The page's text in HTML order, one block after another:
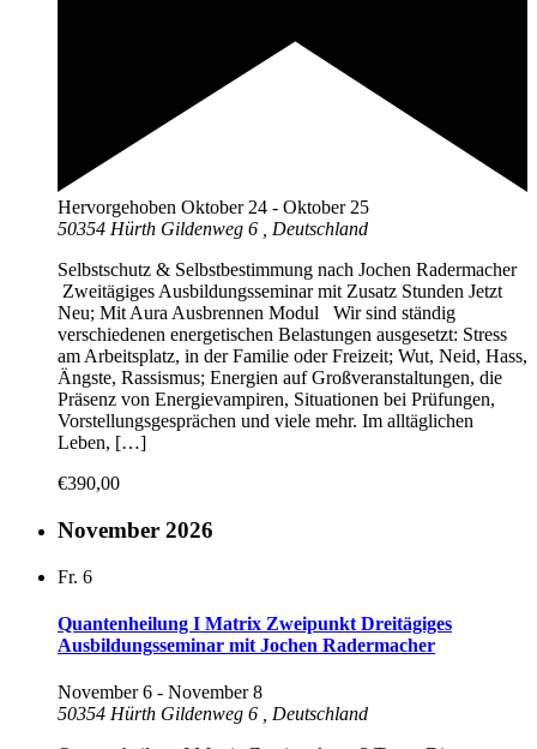
Hervorgehoben Oktober 24 - Oktober 25
50354 Hürth Gildenweg 6
, Deutschland
Selbstschutz & Selbstbestimmung nach Jochen Radermacher
Zweitägiges Ausbildungsseminar mit Zusatz Stunden Jetzt
Neu; Mit Aura Ausbrennen Modul Wir sind ständig
verschiedenen energetischen Belastungen ausgesetzt: Stress
am Arbeitsplatz, in der Familie oder Freizeit; Wut, Neid, Hass,
Ängste, Rassismus; Energien auf Großveranstaltungen, die
Präsenz von Energievampiren, Situationen bei Prüfungen,
Vorstellungsgesprächen und viele mehr. Im alltäglichen
Leben, […]
€390,00
November 2026
Fr. 6
Quantenheilung I Matrix Zweipunkt Dreitägiges
Ausbildungsseminar mit Jochen Radermacher
November 6 - November 8
50354 Hürth Gildenweg 6
, Deutschland